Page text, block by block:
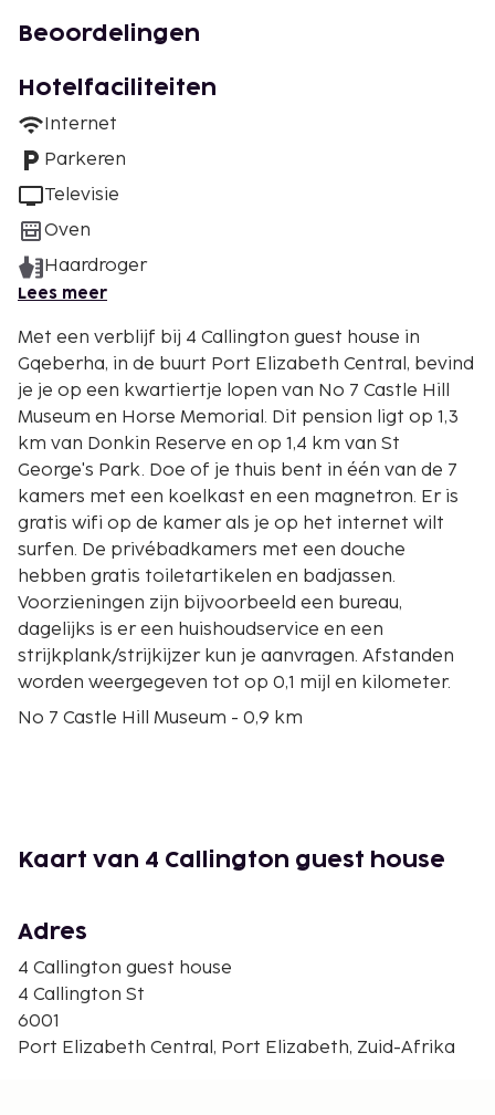
Beoordelingen
Hotelfaciliteiten
Internet
Parkeren
Televisie
Oven
Haardroger
Lees meer
Met een verblijf bij 4 Callington guest house in
Gqeberha, in de buurt Port Elizabeth Central, bevind
je je op een kwartiertje lopen van No 7 Castle Hill
Museum en Horse Memorial. Dit pension ligt op 1,3
km van Donkin Reserve en op 1,4 km van St
George's Park. Doe of je thuis bent in één van de 7
kamers met een koelkast en een magnetron. Er is
gratis wifi op de kamer als je op het internet wilt
surfen. De privébadkamers met een douche
hebben gratis toiletartikelen en badjassen.
Voorzieningen zijn bijvoorbeeld een bureau,
dagelijks is er een huishoudservice en een
strijkplank/strijkijzer kun je aanvragen. Afstanden
worden weergegeven tot op 0,1 mijl en kilometer.
No 7 Castle Hill Museum - 0,9 km
St George's Park - 1,4 km
St. George's Cricket Ground - 1,6 km
Campanile - 1,6 km
St Mary's Cemetery - 1,7 km
Marktplein - 1,7 km
Grey High School - 1,7 km
Kaart van 4 Callington guest house
Adres
4 Callington guest house
4 Callington St
6001
Port Elizabeth Central, Port Elizabeth, Zuid-Afrika